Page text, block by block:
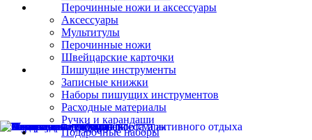
Перочинные ножи и аксессуары
Аксессуары
Мультитулы
Перочинные ножи
Швейцарские карточки
Пишущие инструменты
Записные книжки
Наборы пишущих инструментов
Расходные материалы
Ручки и карандаши
Подарочные наборы